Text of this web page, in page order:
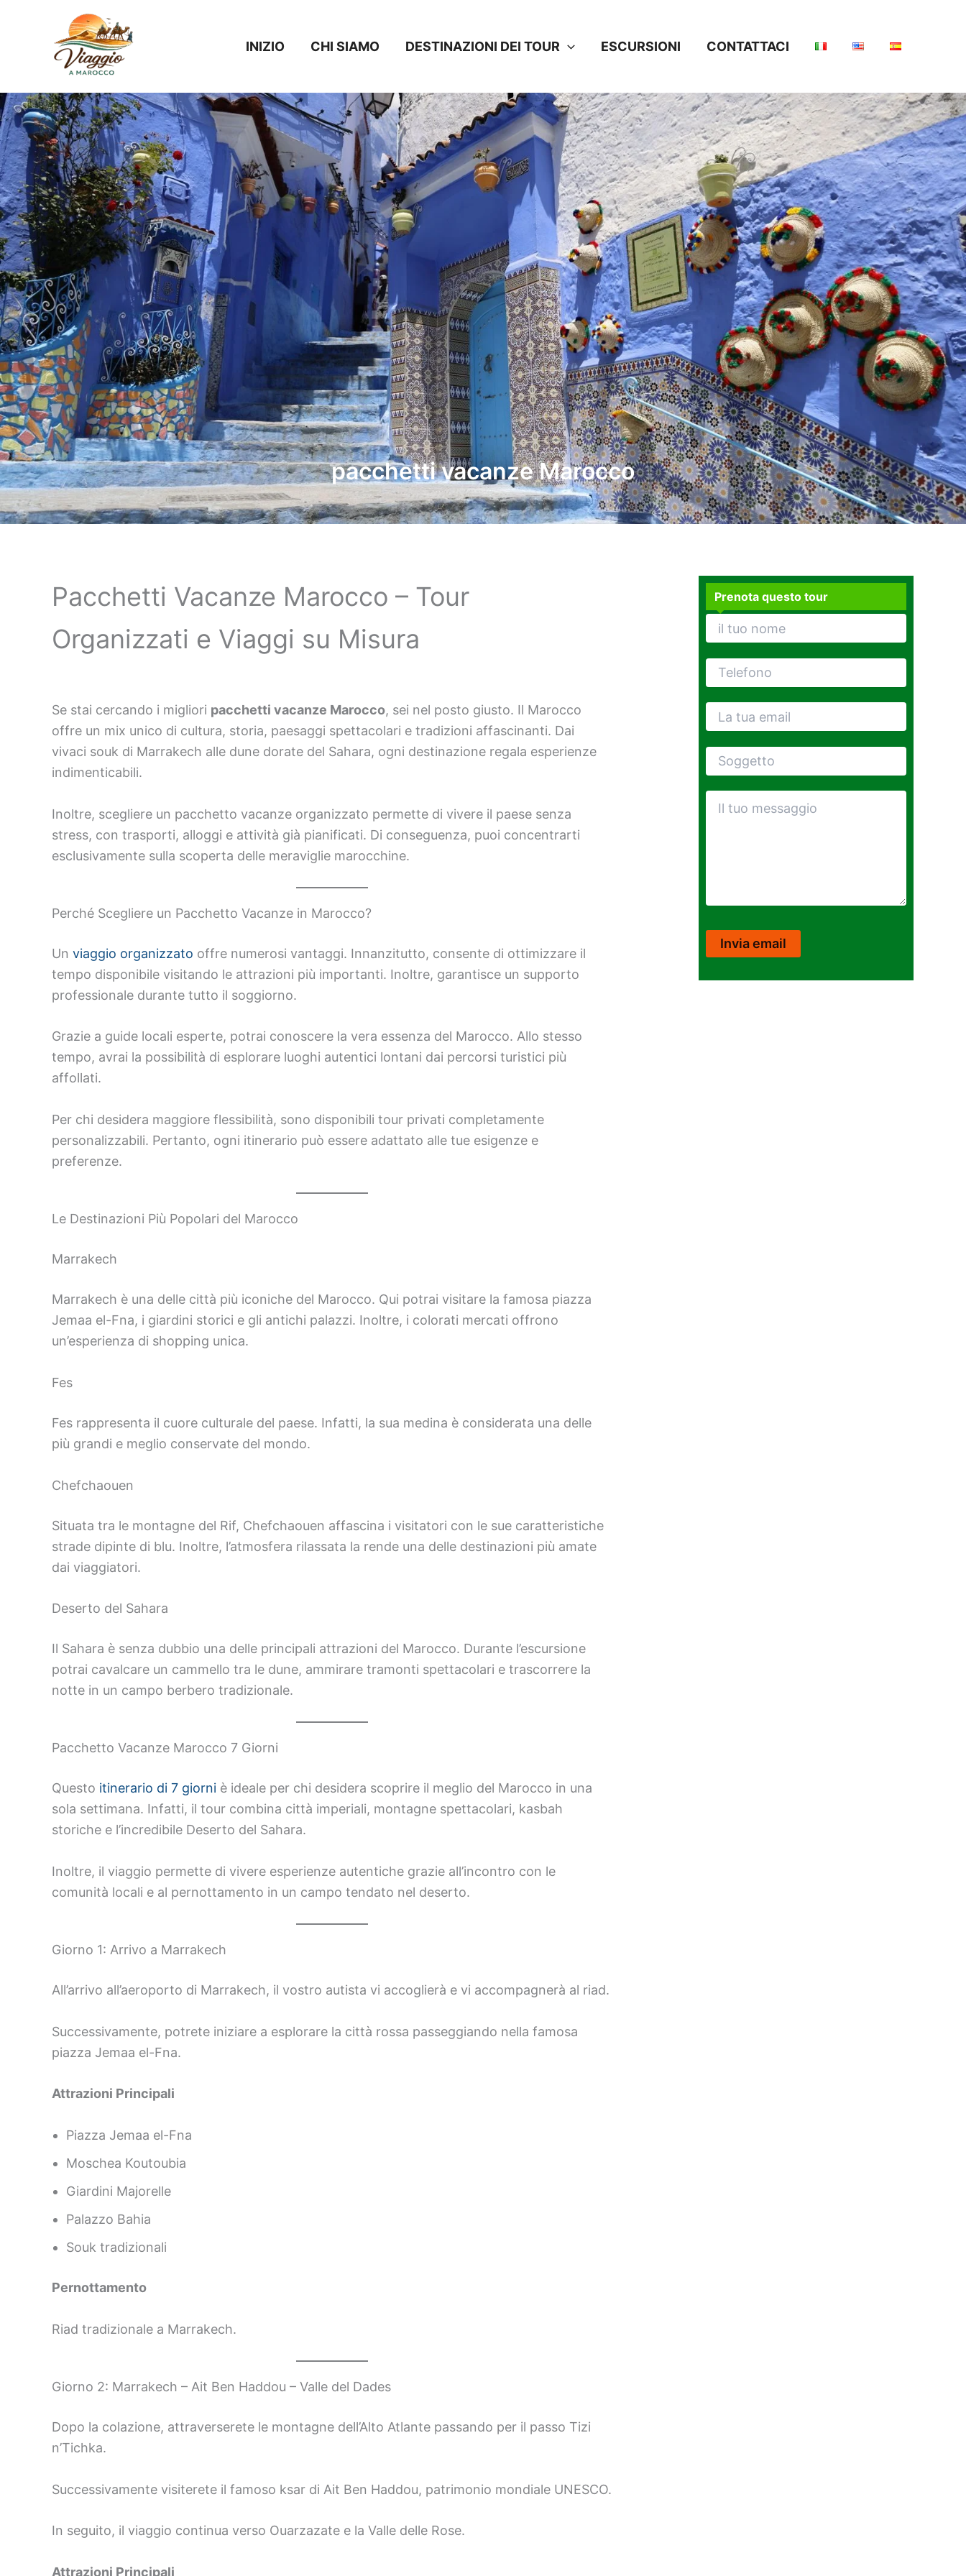
contenuto
INIZIO CHI SIAMO DESTINAZIONI DEI TOUR ESCURSIONI CONTATTACI
pacchetti vacanze Marocco
Pacchetti Vacanze Marocco – Tour
Organizzati e Viaggi su Misura
Se stai cercando i migliori pacchetti vacanze Marocco, sei nel posto giusto. Il Marocco
offre un mix unico di cultura, storia, paesaggi spettacolari e tradizioni affascinanti. Dai
vivaci souk di Marrakech alle dune dorate del Sahara, ogni destinazione regala esperienze
indimenticabili.
Inoltre, scegliere un pacchetto vacanze organizzato permette di vivere il paese senza
stress, con trasporti, alloggi e attività già pianificati. Di conseguenza, puoi concentrarti
esclusivamente sulla scoperta delle meraviglie marocchine.
Perché Scegliere un Pacchetto Vacanze in Marocco?
Un viaggio organizzato offre numerosi vantaggi. Innanzitutto, consente di ottimizzare il
tempo disponibile visitando le attrazioni più importanti. Inoltre, garantisce un supporto
professionale durante tutto il soggiorno.
Grazie a guide locali esperte, potrai conoscere la vera essenza del Marocco. Allo stesso
tempo, avrai la possibilità di esplorare luoghi autentici lontani dai percorsi turistici più
affollati.
Per chi desidera maggiore flessibilità, sono disponibili tour privati completamente
personalizzabili. Pertanto, ogni itinerario può essere adattato alle tue esigenze e
preferenze.
Le Destinazioni Più Popolari del Marocco
Marrakech
Marrakech è una delle città più iconiche del Marocco. Qui potrai visitare la famosa piazza
Jemaa el-Fna, i giardini storici e gli antichi palazzi. Inoltre, i colorati mercati offrono
un’esperienza di shopping unica.
Fes
Fes rappresenta il cuore culturale del paese. Infatti, la sua medina è considerata una delle
più grandi e meglio conservate del mondo.
Chefchaouen
Situata tra le montagne del Rif, Chefchaouen affascina i visitatori con le sue caratteristiche
strade dipinte di blu. Inoltre, l’atmosfera rilassata la rende una delle destinazioni più amate
dai viaggiatori.
Deserto del Sahara
Il Sahara è senza dubbio una delle principali attrazioni del Marocco. Durante l’escursione
potrai cavalcare un cammello tra le dune, ammirare tramonti spettacolari e trascorrere la
notte in un campo berbero tradizionale.
Pacchetto Vacanze Marocco 7 Giorni
Questo itinerario di 7 giorni è ideale per chi desidera scoprire il meglio del Marocco in una
sola settimana. Infatti, il tour combina città imperiali, montagne spettacolari, kasbah
storiche e l’incredibile Deserto del Sahara.
Inoltre, il viaggio permette di vivere esperienze autentiche grazie all’incontro con le
comunità locali e al pernottamento in un campo tendato nel deserto.
Giorno 1: Arrivo a Marrakech
All’arrivo all’aeroporto di Marrakech, il vostro autista vi accoglierà e vi accompagnerà al riad.
Successivamente, potrete iniziare a esplorare la città rossa passeggiando nella famosa
piazza Jemaa el-Fna.
Attrazioni Principali
Piazza Jemaa el-Fna
Moschea Koutoubia
Giardini Majorelle
Palazzo Bahia
Souk tradizionali
Pernottamento
Riad tradizionale a Marrakech.
Giorno 2: Marrakech – Ait Ben Haddou – Valle del Dades
Dopo la colazione, attraverserete le montagne dell’Alto Atlante passando per il passo Tizi
n’Tichka.
Successivamente visiterete il famoso ksar di Ait Ben Haddou, patrimonio mondiale UNESCO.
In seguito, il viaggio continua verso Ouarzazate e la Valle delle Rose.
Attrazioni Principali
Prenota questo tour